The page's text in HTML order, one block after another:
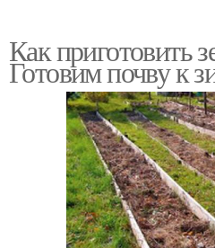
Как приготовить
Готовим почву к